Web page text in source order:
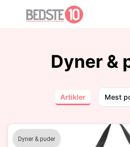
Dyner &
Artikler Mest
Dyner & puder